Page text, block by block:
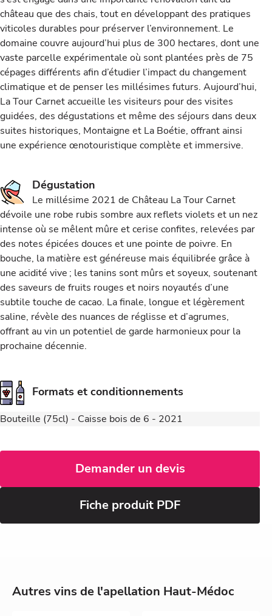
château que des chais, tout en développant des pratiques
viticoles durables pour préserver l’environnement. Le
domaine couvre aujourd’hui plus de 300 hectares, dont une
vaste parcelle expérimentale où sont plantées près de 75
cépages différents afin d’étudier l’impact du changement
climatique et de penser les millésimes futurs. Aujourd’hui,
La Tour Carnet accueille les visiteurs pour des visites
guidées, des dégustations et même des séjours dans deux
suites historiques, Montaigne et La Boétie, offrant ainsi
une expérience œnotouristique complète et immersive.
Dégustation
Le millésime 2021 de Château La Tour Carnet
dévoile une robe rubis sombre aux reflets violets et un nez
intense où se mêlent mûre et cerise confites, relevées par
des notes épicées douces et une pointe de poivre. En
bouche, la matière est généreuse mais équilibrée grâce à
une acidité vive ; les tanins sont mûrs et soyeux, soutenant
des saveurs de fruits rouges et noirs noyautés d’une
subtile touche de cacao. La finale, longue et légèrement
saline, révèle des nuances de réglisse et d’agrumes,
offrant au vin un potentiel de garde harmonieux pour la
prochaine décennie.
Formats et conditionnements
Bouteille (75cl) - Caisse bois de 6 - 2021
Demander un devis
Fiche produit PDF
Autres vins de l'apellation Haut-Médoc